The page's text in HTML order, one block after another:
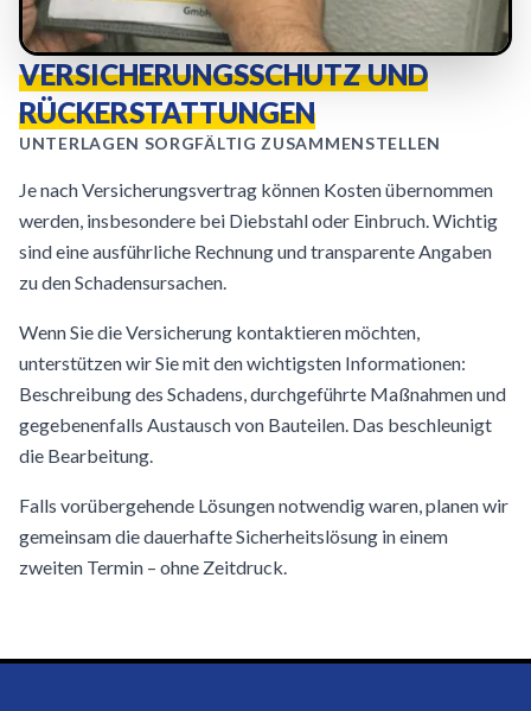
VERSICHERUNGSSCHUTZ UND
RÜCKERSTATTUNGEN
UNTERLAGEN SORGFÄLTIG ZUSAMMENSTELLEN
Je nach Versicherungsvertrag können Kosten übernommen
werden, insbesondere bei Diebstahl oder Einbruch. Wichtig
sind eine ausführliche Rechnung und transparente Angaben
zu den Schadensursachen.
Wenn Sie die Versicherung kontaktieren möchten,
unterstützen wir Sie mit den wichtigsten Informationen:
Beschreibung des Schadens, durchgeführte Maßnahmen und
gegebenenfalls Austausch von Bauteilen. Das beschleunigt
die Bearbeitung.
Falls vorübergehende Lösungen notwendig waren, planen wir
gemeinsam die dauerhafte Sicherheitslösung in einem
zweiten Termin – ohne Zeitdruck.